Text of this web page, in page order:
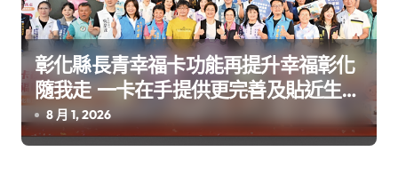
彰化縣長青幸福卡功能再提升幸福彰化
隨我走 一卡在手提供更完善及貼近生活
的福利服務
8 月 1, 2026